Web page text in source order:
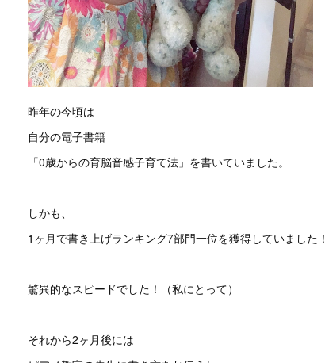
昨年の今頃は
自分の電子書籍
「0歳からの育脳音感子育て法」を書いていました。
しかも、
1ヶ月で書き上げランキング7部門一位を獲得していました！
驚異的なスピードでした！（私にとって）
それから2ヶ月後には